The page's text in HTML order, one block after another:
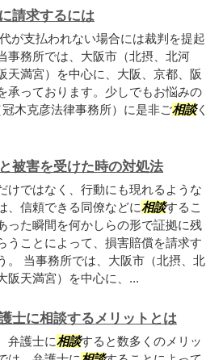
請求するには
が支払われない場合には裁判を提起
事務所では、大阪市（北摂、北河
天満宮）を中心に、大阪、京都、阪
承っております。少しでもお悩みの
木克彦法律事務所）に是非ご相談く
被害を受けた時の対処法
けではなく、行動にも現れるような
、信頼できる同僚などに相談するこ
った瞬間を何かしらの形で証拠に残
うことによって、損害賠償を請求す
。 当事務所では、大阪市（北摂、北
阪天満宮）を中心に、...
士に相談するメリットとは
弁護士に相談すると数多くのメリッ